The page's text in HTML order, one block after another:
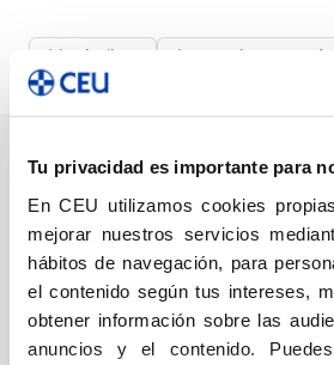
Tu privacidad es importante para
En CEU utilizamos cookies
mejorar nuestros servicios
hábitos de navegación, para
el contenido según tus intereses,
obtener información sobre las
anuncios y el contenido.
el
peligro,
crece
también
lo
que
salva
cantidad
Ver índice Leer primeras
DescripciónFicha técnicaAutor/a/
DESCRIPCIÓN
Nuestra esperanza es irreductible